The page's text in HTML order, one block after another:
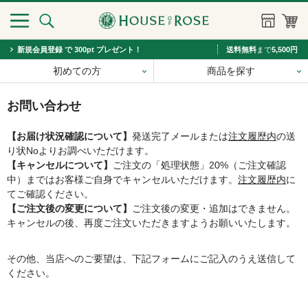
新規会員登録 で 300pt プレゼント！ 送料無料まで5,500円
初めての方 商品を探す
お問い合わせ
【お届け状況確認について】 発送完了メールまたは注文履歴内の送
り状Noよりお調べいただけます。
【キャンセルについて】 ご注文の「処理状態」20%（ご注文確認
中）まではお客様ご自身でキャンセルいただけます。 注文履歴内に
てご確認ください。
【ご注文後の変更について】 ご注文後の変更・追加はできません。
キャンセルの後、再度ご注文いただきますようお願いいたします。
その他、当店へのご要望は、下記フォームにご記入のうえ送信して
ください。